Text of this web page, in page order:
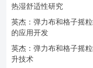
热湿舒适性研究
英杰：弹力布和格子摇
的应用开发
英杰：弹力布和格子摇
升技术